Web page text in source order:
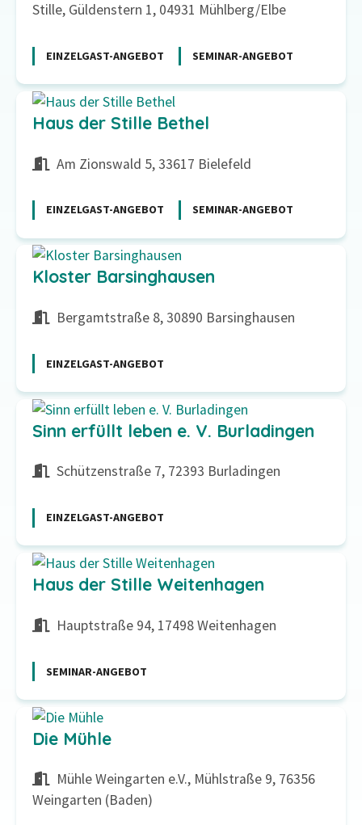
Stille, Güldenstern 1, 04931 Mühlberg/Elbe
EINZELGAST-ANGEBOT SEMINAR-ANGEBOT
Haus der Stille Bethel
Am Zionswald 5, 33617 Bielefeld
EINZELGAST-ANGEBOT SEMINAR-ANGEBOT
Kloster Barsinghausen
Bergamtstraße 8, 30890 Barsinghausen
EINZELGAST-ANGEBOT
Sinn erfüllt leben e. V. Burladingen
Schützenstraße 7, 72393 Burladingen
EINZELGAST-ANGEBOT
Haus der Stille Weitenhagen
Hauptstraße 94, 17498 Weitenhagen
SEMINAR-ANGEBOT
Die Mühle
Mühle Weingarten e.V., Mühlstraße 9, 76356
Weingarten (Baden)